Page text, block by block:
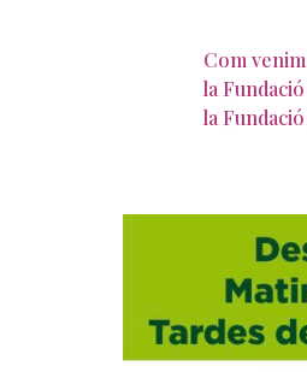
Com
la
la